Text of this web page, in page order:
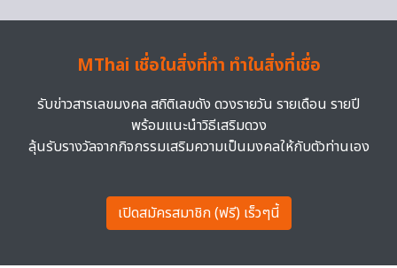
MThai เชื่อในสิ่งที่ทำ ทำในสิ่งที่เชื่อ
รับข่าวสารเลขมงคล สถิติเลขดัง ดวงรายวัน รายเดือน รายปี
พร้อมแนะนำวิธีเสริมดวง
ลุ้นรับรางวัลจากกิจกรรมเสริมความเป็นมงคลให้กับตัวท่านเอง
เปิดสมัครสมาชิก (ฟรี) เร็วๆนี้